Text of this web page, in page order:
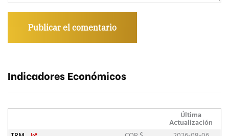
Indicadores Económicos